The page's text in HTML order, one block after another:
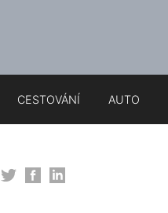
CESTOVÁNÍ AUTO